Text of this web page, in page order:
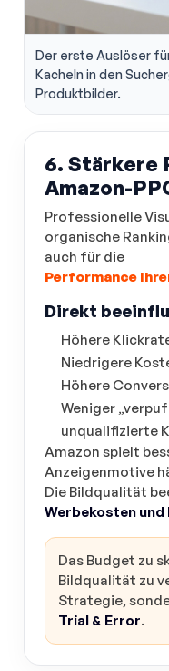
Der erste Auslöser
Kacheln in den
Produktbilder.
6. Stärkere
Amazon-
Professionelle
organische
auch für die
Performance
Direkt
Höhere
Niedrigere
Höhere
Weniger
unqualifizierte
Amazon spielt
Anzeigenmotive
Die Bildqualität
Werbekosten und
Das Budget zu
Bildqualität zu
Strategie,
Trial & Error.